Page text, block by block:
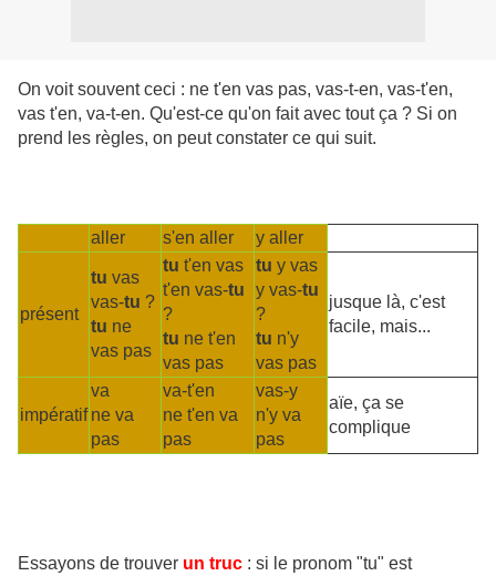
On voit souvent ceci : ne t'en vas pas, vas-t-en, vas-t'en,
vas t'en, va-t-en. Qu'est-ce qu'on fait avec tout ça ? Si on
prend les règles, on peut constater ce qui suit.
aller s'en aller y aller
présent
tu vas
vas-tu ?
tu ne
vas pas
tu t'en vas
t'en vas-tu
?
tu ne t'en
vas pas
tu y vas
y vas-tu
?
tu n'y
vas pas
jusque là, c'est
facile, mais...
impératif
va
ne va
pas
va-t'en
ne t'en va
pas
vas-y
n'y va
pas
aïe, ça se
complique
Essayons de trouver un truc : si le pronom "tu" est